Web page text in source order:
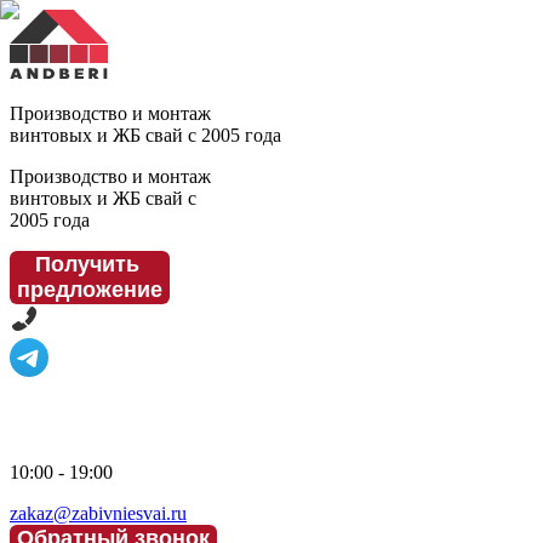
Производство и монтаж
винтовых и ЖБ свай с 2005 года
Производство и монтаж
винтовых и ЖБ свай с
2005 года
Получить
предложение
10:00 - 19:00
zakaz@zabivniesvai.ru
Обратный звонок